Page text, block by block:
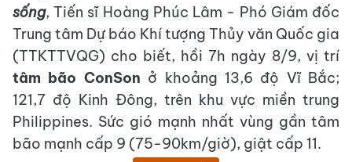
sống, Tiến sĩ Hoàng Phúc Lâm - Phó Giám đốc
Trung tâm Dự báo Khí tượng Thủy văn Quốc gia
(TTKTTVQG) cho biết, hồi 7h ngày 8/9, vị trí
tâm bão ConSon ở khoảng 13,6 độ Vĩ Bắc;
121,7 độ Kinh Đông, trên khu vực miền trung
Philippines. Sức gió mạnh nhất vùng gần tâm
bão mạnh cấp 9 (75-90km/giờ), giật cấp 11.